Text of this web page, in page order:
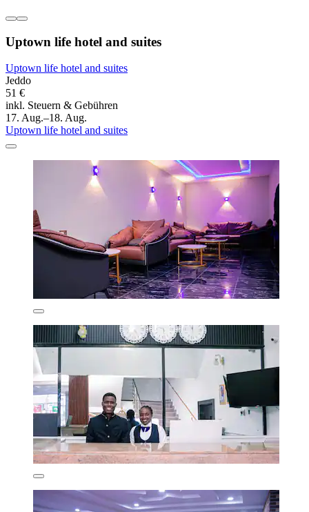
Uptown life hotel and suites
Uptown life hotel and suites
Jeddo
51 €
inkl. Steuern & Gebühren
17. Aug.–18. Aug.
Uptown life hotel and suites